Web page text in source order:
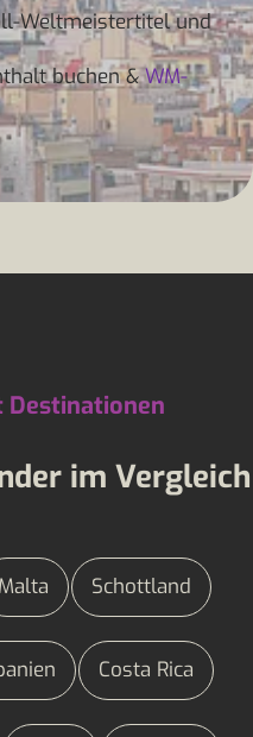
Weltmeistertitel und
buchen &WM-
im Vergleich
Malta Schottland
Costa Rica